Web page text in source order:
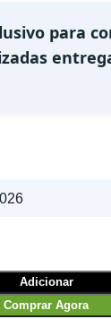
para
Adicionar
Comprar Agora